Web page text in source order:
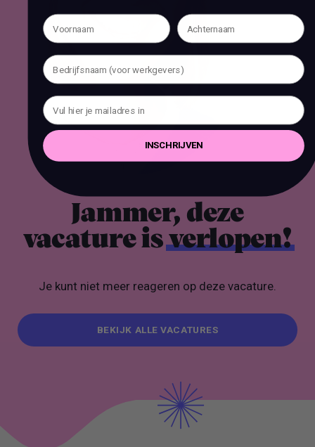
Jammer, deze
vacature isverlopen!
Je kunt niet meer reageren op deze vacature.
BEKIJK ALLE VACATURES
INSCHRIJVEN